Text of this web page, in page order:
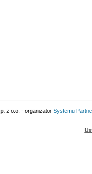
z o.o. - organizator Systemu